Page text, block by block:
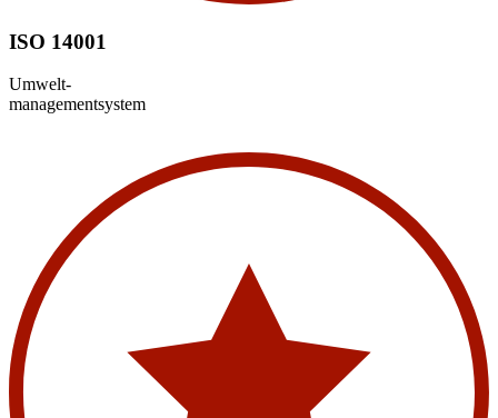
ISO 14001
Umwelt-
managementsystem